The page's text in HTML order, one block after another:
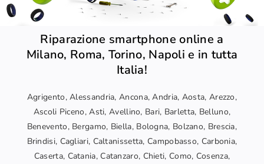
Riparazione smartphone online a
Milano, Roma, Torino, Napoli e in tutta
Italia!
Agrigento, Alessandria, Ancona, Andria, Aosta, Arezzo,
Ascoli Piceno, Asti, Avellino, Bari, Barletta, Belluno,
Benevento, Bergamo, Biella, Bologna, Bolzano, Brescia,
Brindisi, Cagliari, Caltanissetta, Campobasso, Carbonia,
Caserta, Catania, Catanzaro, Chieti, Como, Cosenza,